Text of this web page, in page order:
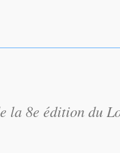
la 8e édition du